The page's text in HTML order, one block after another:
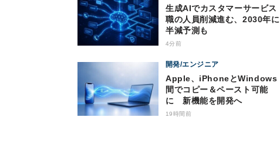
生成AIでカスタマーサービス
職の人員削減進む、2030年に
半減予測も
4分前
開発/エンジニア
Apple、iPhoneとWindows
間でコピー＆ペースト可能
に 新機能を開発へ
19時間前